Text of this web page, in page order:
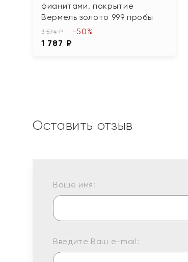
фианитами, покрытие
Вермель золото 999 пробы
3 574 ₽
1 787 ₽
-50%
Оставить отзыв
Ваше имя:
Введите Ваш e-mail: